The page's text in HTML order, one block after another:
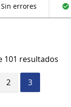
Sin errores
101 resultados
2 3